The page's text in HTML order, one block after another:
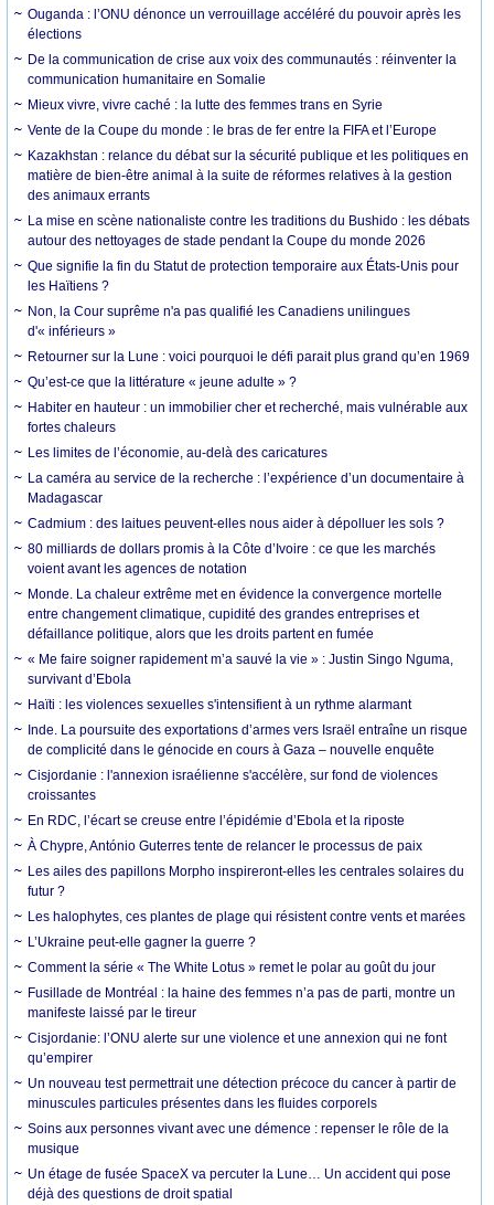
Ouganda : l’ONU dénonce un verrouillage accéléré du pouvoir après les
élections
De la communication de crise aux voix des communautés : réinventer la
communication humanitaire en Somalie
Mieux vivre, vivre caché : la lutte des femmes trans en Syrie
Vente de la Coupe du monde : le bras de fer entre la FIFA et l’Europe
Kazakhstan : relance du débat sur la sécurité publique et les politiques en
matière de bien-être animal à la suite de réformes relatives à la gestion
des animaux errants
La mise en scène nationaliste contre les traditions du Bushido : les débats
autour des nettoyages de stade pendant la Coupe du monde 2026
Que signifie la fin du Statut de protection temporaire aux États-Unis pour
les Haïtiens ?
Non, la Cour suprême n'a pas qualifié les Canadiens unilingues
d'« inférieurs »
Retourner sur la Lune : voici pourquoi le défi parait plus grand qu’en 1969
Qu’est-ce que la littérature « jeune adulte » ?
Habiter en hauteur : un immobilier cher et recherché, mais vulnérable aux
fortes chaleurs
Les limites de l’économie, au-delà des caricatures
La caméra au service de la recherche : l’expérience d’un documentaire à
Madagascar
Cadmium : des laitues peuvent-elles nous aider à dépolluer les sols ?
80 milliards de dollars promis à la Côte d’Ivoire : ce que les marchés
voient avant les agences de notation
Monde. La chaleur extrême met en évidence la convergence mortelle
entre changement climatique, cupidité des grandes entreprises et
défaillance politique, alors que les droits partent en fumée
« Me faire soigner rapidement m’a sauvé la vie » : Justin Singo Nguma,
survivant d’Ebola
Haïti : les violences sexuelles s'intensifient à un rythme alarmant
Inde. La poursuite des exportations d’armes vers Israël entraîne un risque
de complicité dans le génocide en cours à Gaza – nouvelle enquête
Cisjordanie : l'annexion israélienne s'accélère, sur fond de violences
croissantes
En RDC, l’écart se creuse entre l’épidémie d’Ebola et la riposte
À Chypre, António Guterres tente de relancer le processus de paix
Les ailes des papillons Morpho inspireront-elles les centrales solaires du
futur ?
Les halophytes, ces plantes de plage qui résistent contre vents et marées
L’Ukraine peut-elle gagner la guerre ?
Comment la série « The White Lotus » remet le polar au goût du jour
Fusillade de Montréal : la haine des femmes n’a pas de parti, montre un
manifeste laissé par le tireur
Cisjordanie: l’ONU alerte sur une violence et une annexion qui ne font
qu’empirer
Un nouveau test permettrait une détection précoce du cancer à partir de
minuscules particules présentes dans les fluides corporels
Soins aux personnes vivant avec une démence : repenser le rôle de la
musique
Un étage de fusée SpaceX va percuter la Lune… Un accident qui pose
déjà des questions de droit spatial